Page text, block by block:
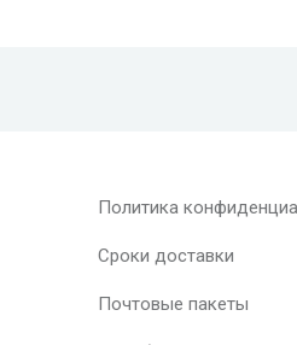
Политика
Сроки доставки
Почтовые пакеты